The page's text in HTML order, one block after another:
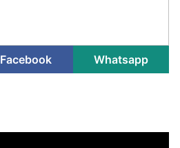
Facebook Whatsapp